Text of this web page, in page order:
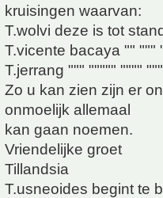
kruisingen waarvan:
T.wolvi deze is tot
T.vicente bacaya "" """
T.jerrang """ """"" """"
Zo u kan zien zijn er
onmoelijk allemaal
kan gaan noemen.
Vriendelijke groet
Tillandsia
T.usneoides begint te